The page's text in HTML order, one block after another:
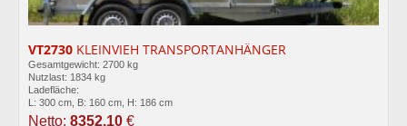
VT2730 KLEINVIEH TRANSPORTANHÄNGER
Gesamtgewicht: 2700 kg
Nutzlast: 1834 kg
Ladefläche:
L: 300 cm, B: 160 cm, H: 186 cm
Netto: 8352.10 €